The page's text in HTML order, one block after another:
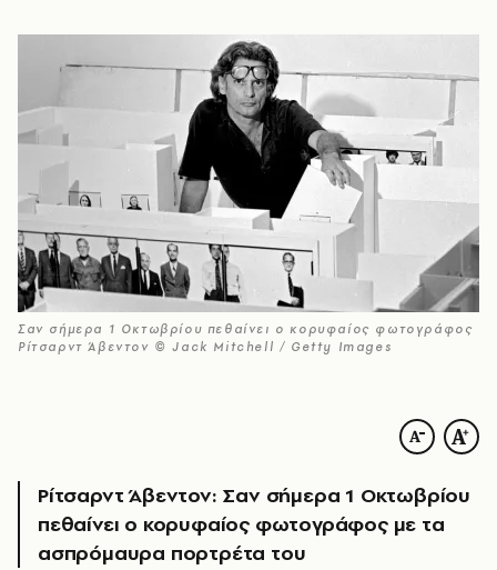
Σαν σήμερα 1 Οκτωβρίου πεθαίνει ο κορυφαίος φωτογράφος
Ρίτσαρντ Άβεντον © Jack Mitchell / Getty Images
Ρίτσαρντ Άβεντον: Σαν σήμερα 1 Οκτωβρίου
πεθαίνει ο κορυφαίος φωτογράφος με τα
ασπρόμαυρα πορτρέτα του